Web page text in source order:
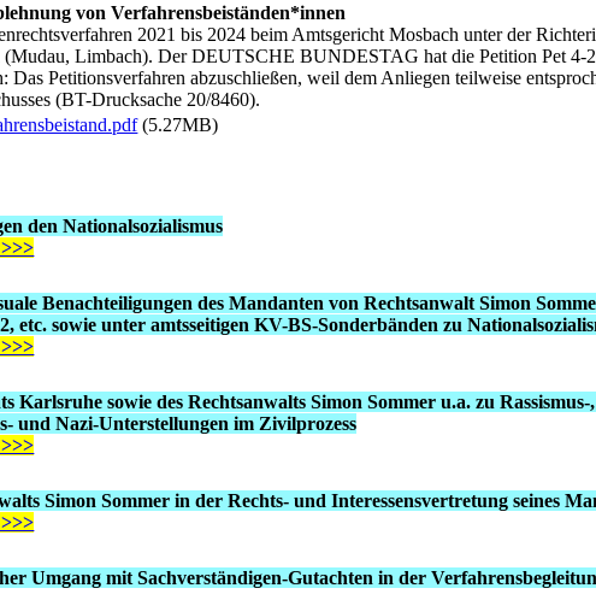
von Verfahrensbeiständen*innen
2021 bis 2024 beim Amtsgericht Mosbach unter der
(Mudau, Limbach). Der DEUTSCHE BUNDESTAG hat die Petition Pet 4-
Das Petitionsverfahren abzuschließen, weil dem Anliegen teilweise
(BT-Drucksache 20/8460).
(5.27MB)
den Nationalsozialismus
Benachteiligungen des Mandanten von Rechtsanwalt Simon
etc. sowie unter amtsseitigen KV-BS-Sonderbänden zu
Karlsruhe sowie des Rechtsanwalts Simon Sommer u.a. zu
und Nazi-Unterstellungen im Zivilprozess
Simon Sommer in der Rechts- und Interessensvertretung seines
Umgang mit Sachverständigen-Gutachten in der